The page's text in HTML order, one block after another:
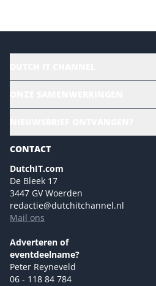
Magazines
Marketingmogelijkheden 2026
Eventmogelijkheden 2026
Advertising opportunities 2026 ENG
Event opportunities 2026 ENG
NL Digital
Versturen
CONTACT
DutchIT.com
De Bleek 17
3447 GV Woerden
redactie@dutchitchannel.nl
Mail ons
Adverteren of
eventdeelname?
Peter Reyneveld
06 - 118 84 784